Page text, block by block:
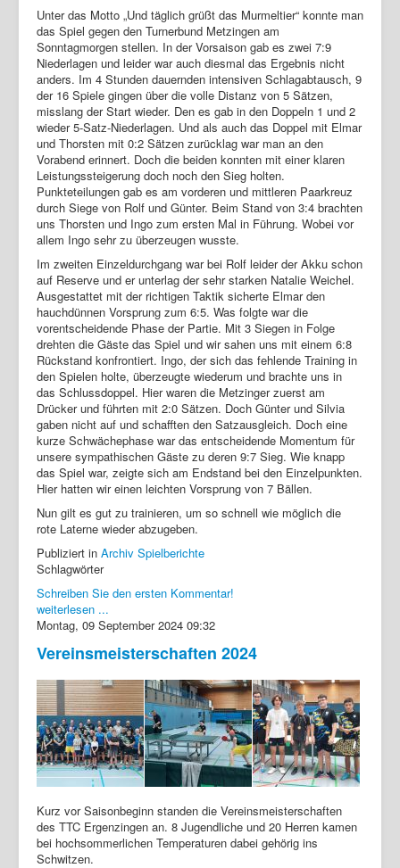
Unter das Motto „Und täglich grüßt das Murmeltier“ konnte man
das Spiel gegen den Turnerbund Metzingen am
Sonntagmorgen stellen. In der Vorsaison gab es zwei 7:9
Niederlagen und leider war auch diesmal das Ergebnis nicht
anders. Im 4 Stunden dauernden intensiven Schlagabtausch, 9
der 16 Spiele gingen über die volle Distanz von 5 Sätzen,
misslang der Start wieder. Den es gab in den Doppeln 1 und 2
wieder 5-Satz-Niederlagen. Und als auch das Doppel mit Elmar
und Thorsten mit 0:2 Sätzen zurücklag war man an den
Vorabend erinnert. Doch die beiden konnten mit einer klaren
Leistungssteigerung doch noch den Sieg holten.
Punkteteilungen gab es am vorderen und mittleren Paarkreuz
durch Siege von Rolf und Günter. Beim Stand von 3:4 brachten
uns Thorsten und Ingo zum ersten Mal in Führung. Wobei vor
allem Ingo sehr zu überzeugen wusste.
Im zweiten Einzeldurchgang war bei Rolf leider der Akku schon
auf Reserve und er unterlag der sehr starken Natalie Weichel.
Ausgestattet mit der richtigen Taktik sicherte Elmar den
hauchdünnen Vorsprung zum 6:5. Was folgte war die
vorentscheidende Phase der Partie. Mit 3 Siegen in Folge
drehten die Gäste das Spiel und wir sahen uns mit einem 6:8
Rückstand konfrontiert. Ingo, der sich das fehlende Training in
den Spielen holte, überzeugte wiederum und brachte uns in
das Schlussdoppel. Hier waren die Metzinger zuerst am
Drücker und führten mit 2:0 Sätzen. Doch Günter und Silvia
gaben nicht auf und schafften den Satzausgleich. Doch eine
kurze Schwächephase war das entscheidende Momentum für
unsere sympathischen Gäste zu deren 9:7 Sieg. Wie knapp
das Spiel war, zeigte sich am Endstand bei den Einzelpunkten.
Hier hatten wir einen leichten Vorsprung von 7 Bällen.
Nun gilt es gut zu trainieren, um so schnell wie möglich die
rote Laterne wieder abzugeben.
Publiziert in Archiv Spielberichte
Schlagwörter
Schreiben Sie den ersten Kommentar!
weiterlesen ...
Montag, 09 September 2024 09:32
Vereinsmeisterschaften 2024
Kurz vor Saisonbeginn standen die Vereinsmeisterschaften
des TTC Ergenzingen an. 8 Jugendliche und 20 Herren kamen
bei hochsommerlichen Temperaturen dabei gehörig ins
Schwitzen.